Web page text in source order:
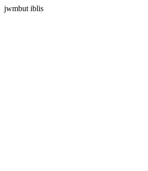
jwmbut iblis